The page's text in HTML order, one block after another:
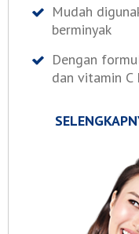
Mudah
berminyak
Dengan
dan vitamin C